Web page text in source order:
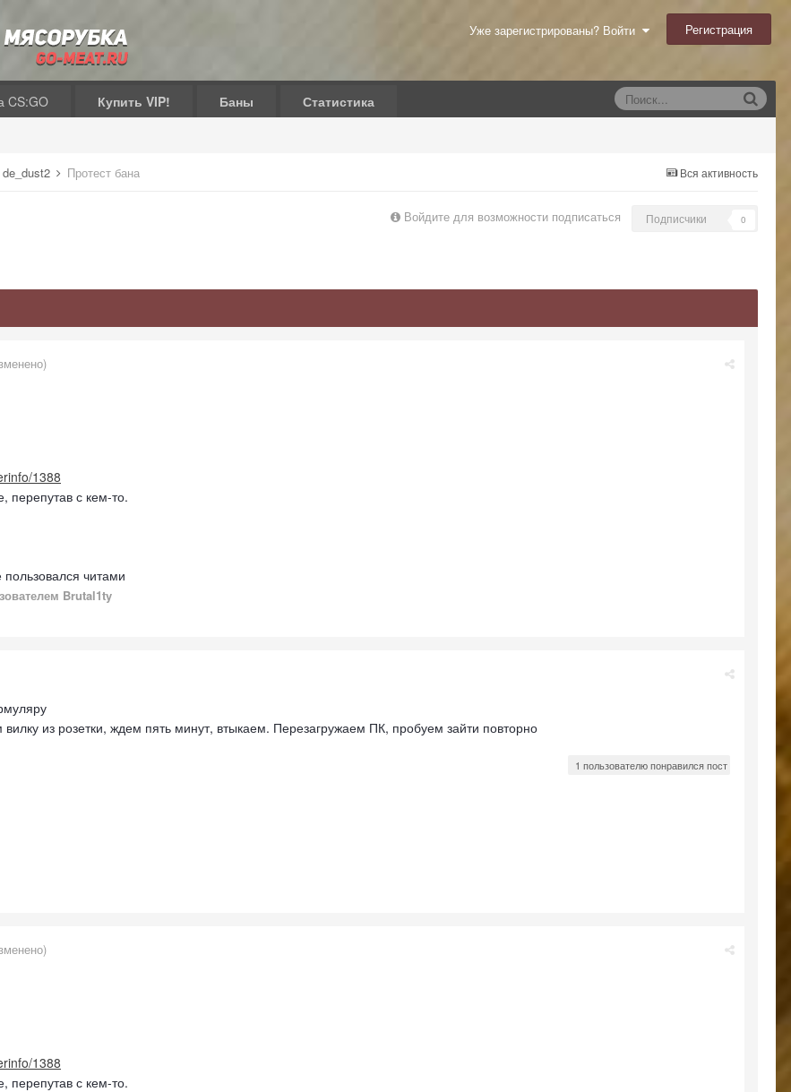
Уже зарегистрированы? Войти Регистрация
CS:GO Купить VIP! Баны Статистика
Вся активность
Протест бана
Войдите для возможности подписаться Подписчики 0
1388
перепутав с кем-то.
читами
Brutal1ty
из розетки, ждем пять минут, втыкаем. Перезагружаем ПК, пробуем зайти повторно
1 пользователю понравился пост
1388
перепутав с кем-то.